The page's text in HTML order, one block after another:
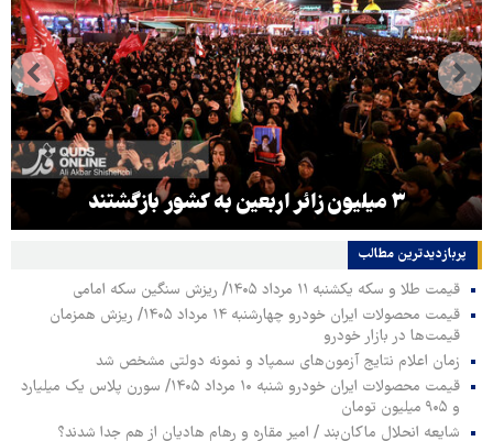
۳ میلیون زائر اربعین به کشور بازگشتند
پربازدیدترین‌ مطالب
قیمت طلا و سکه یکشنبه ۱۱ مرداد ۱۴۰۵/ ریزش سنگین سکه امامی
قیمت محصولات ایران خودرو چهارشنبه ۱۴ مرداد ۱۴۰۵/ ریزش همزمان
قیمت‌ها در بازار خودرو
زمان اعلام نتایج آزمون‌های سمپاد و نمونه دولتی مشخص شد
قیمت محصولات ایران خودرو شنبه ۱۰ مرداد ۱۴۰۵/ سورن پلاس یک میلیارد
و ۹۰۵ میلیون تومان
شایعه انحلال ماکان‌بند / امیر مقاره و رهام هادیان از هم جدا شدند؟